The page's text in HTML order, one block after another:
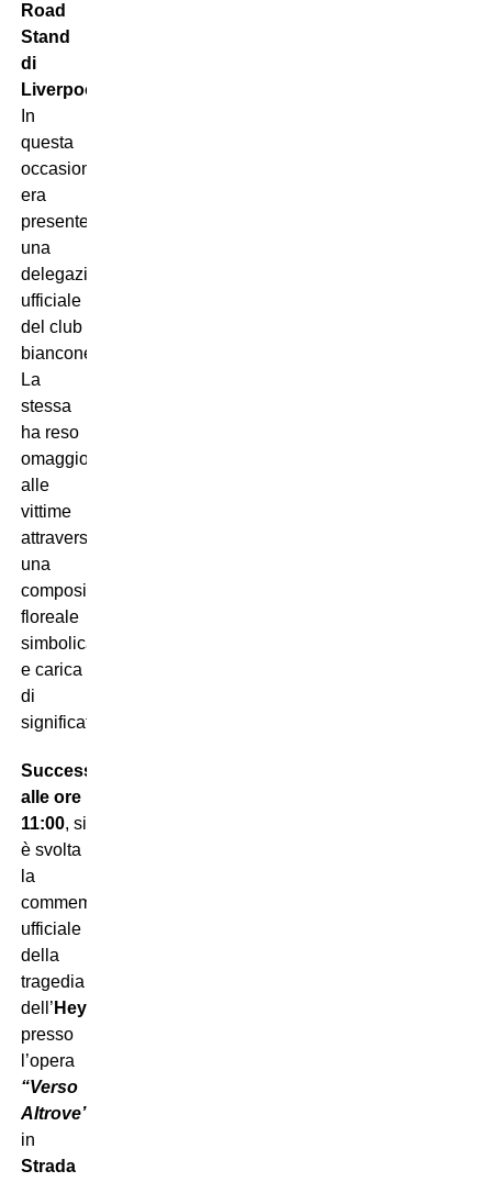
Road
Stand
di
Liverpool
In
questa
occasione
era
presente
una
delegazione
ufficiale
del club
bianconero.
La
stessa
ha reso
omaggio
alle
vittime
attraverso
una
composizione
floreale
simbolica
e carica
di
significato.
Successivamente,
alle ore
11:00, si
è svolta
la
commemorazione
ufficiale
della
tragedia
dell’ Heysel
presso
l’opera
“Verso
Altrove”
in
Strada